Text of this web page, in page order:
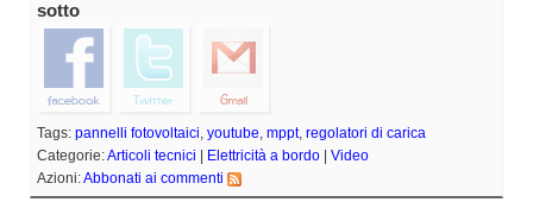
sotto
Tags: pannelli fotovoltaici, youtube, mppt, regolatori di carica
Categorie:Articoli tecnici Elettricità a bordo
Video
Azioni:Abbonati ai commenti